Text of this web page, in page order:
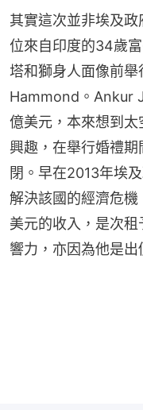
其實這次並非埃及
位來自印度的34歲
塔和獅身人面像前
Hammond。Ankur
億美元，本來想到
興趣，在舉行婚禮
閉。早在2013年埃
解決該國的經濟危
美元的收入，是次
響力，亦因為他是出